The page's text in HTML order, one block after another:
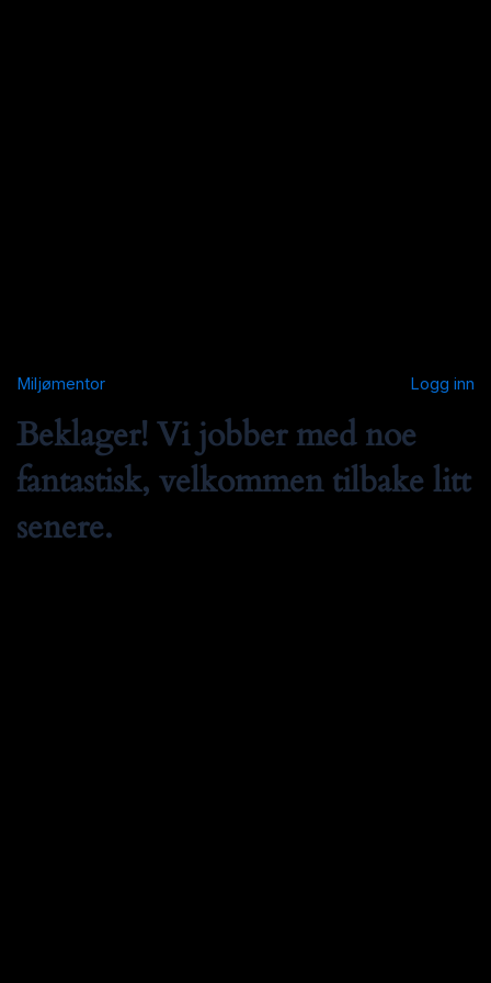
Miljømentor Logg inn
Beklager! Vi jobber med noe
fantastisk, velkommen tilbake litt
senere.